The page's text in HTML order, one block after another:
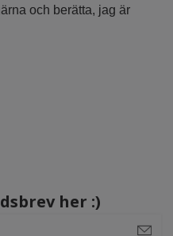
och berätta, jag är
her :)